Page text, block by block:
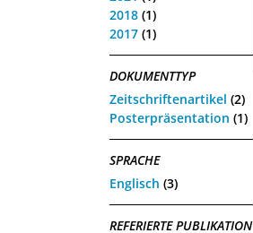
2018 (1)
2017 (1)
DOKUMENTTYP
Zeitschriftenartikel (2)
Posterpräsentation (1)
SPRACHE
Englisch (3)
REFERIERTE PUBLIKATION